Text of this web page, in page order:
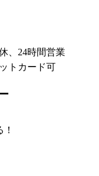
、24時間営業
トカード可